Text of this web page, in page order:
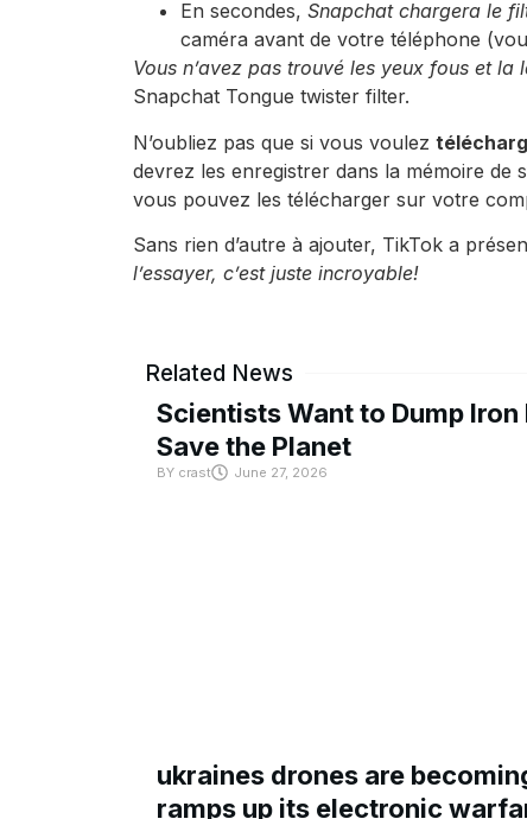
En secondes, Snapchat chargera le
caméra avant de votre téléphone
Vous n’avez pas trouvé les yeux fous et la
Snapchat Tongue twister filter.
N’oubliez pas que si vous voulez
devrez les enregistrer dans la mémoire de
vous pouvez les télécharger sur votre
Sans rien d’autre à ajouter, TikTok a
l’essayer, c’est juste incroyable!
Related News
Scientists Want to Dump
Save the Planet
BY crast June 27, 2026
ukraines drones are
ramps up its electronic